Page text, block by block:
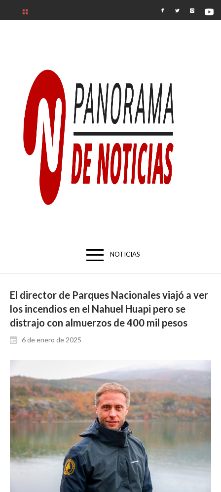
NOTICIAS
El director de Parques Nacionales viajó a ver
los incendios en el Nahuel Huapi pero se
distrajo con almuerzos de 400 mil pesos
6 de enero de 2025